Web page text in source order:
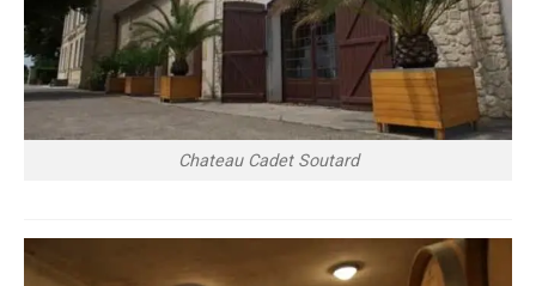
Chateau Cadet Soutard